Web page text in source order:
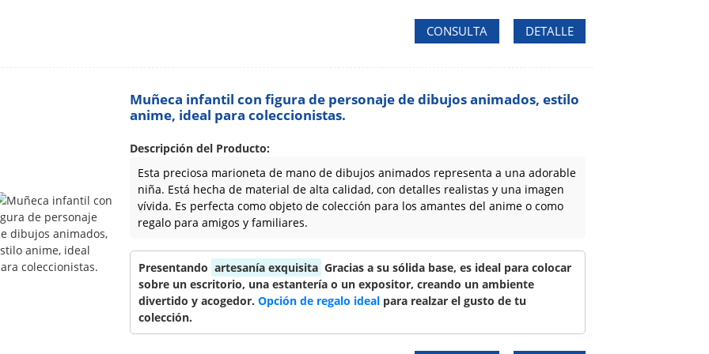
CONSULTA DETALLE
Muñeca infantil con figura de personaje de dibujos animados, estilo
anime, ideal para coleccionistas.
Descripción del Producto:
Esta preciosa marioneta de mano de dibujos animados representa a una adorable
niña. Está hecha de material de alta calidad, con detalles realistas y una imagen
vívida. Es perfecta como objeto de colección para los amantes del anime o como
regalo para amigos y familiares.
Presentando artesanía exquisita Gracias a su sólida base, es ideal para colocar
sobre un escritorio, una estantería o un expositor, creando un ambiente
divertido y acogedor. Opción de regalo idealpara realzar el gusto de tu
colección.